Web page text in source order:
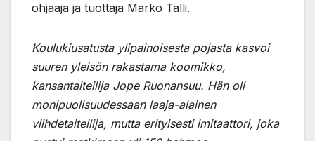
ohjaaja ja tuottaja Marko Talli.
Koulukiusatusta ylipainoisesta pojasta kasvoi
suuren yleisön rakastama koomikko,
kansantaiteilija Jope Ruonansuu. Hän oli
monipuolisuudessaan laaja-alainen
viihdetaiteilija, mutta erityisesti imitaattori, joka